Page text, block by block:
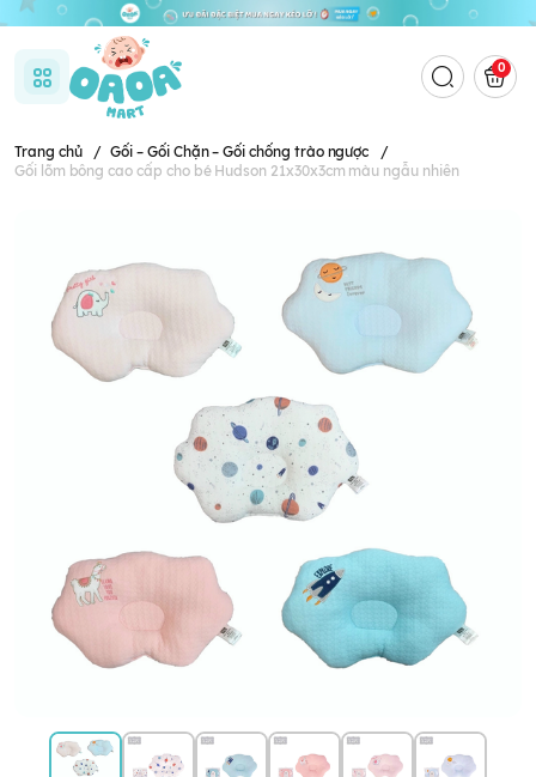
0
Trang chủ / Gối – Gối Chặn – Gối chống trào ngược
/
Gối lõm bông cao cấp cho bé Hudson 21x30x3cm màu ngẫu nhiên